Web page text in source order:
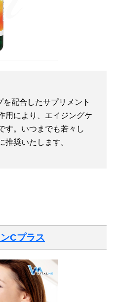
配合したサプリメント
用により、エイジングケ
す。いつまでも若々し
推奨いたします。
Cプラス